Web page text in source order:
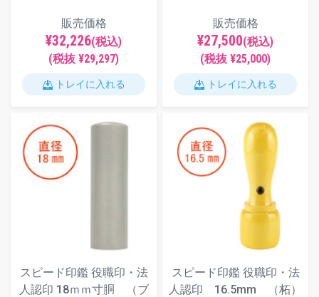
販売価格
¥32,226(税込)
(税抜 ¥29,297)
トレイに入れる
販売価格
¥27,500(税込)
(税抜 ¥25,000)
トレイに入れる
スピード印鑑 役職印・法
人認印 18ｍｍ寸胴 （ブ
スピード印鑑 役職印・法
人認印 16.5mm （柘）